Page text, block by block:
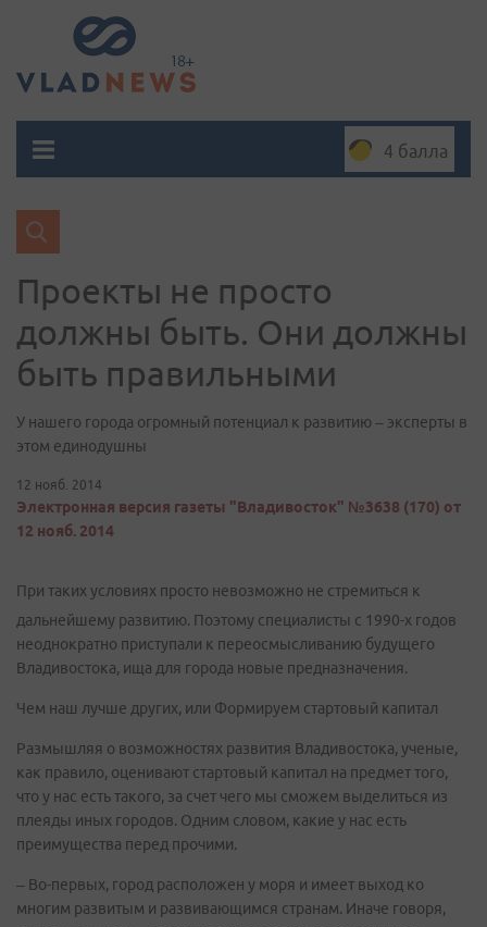
4 балла
Проекты не просто
должны быть. Они должны
быть правильными
У нашего города огромный потенциал к развитию – эксперты в
этом единодушны
12 нояб. 2014
Электронная версия газеты "Владивосток" №3638 (170) от
12 нояб. 2014
При таких условиях просто невозможно не стремиться к
дальнейшему развитию. Поэтому специалисты с 1990-х годов
неоднократно приступали к переосмысливанию будущего
Владивостока, ища для города новые предназначения.
Чем наш лучше других, или Формируем стартовый капитал
Размышляя о возможностях развития Владивостока, ученые,
как правило, оценивают стартовый капитал на предмет того,
что у нас есть такого, за счет чего мы сможем выделиться из
плеяды иных городов. Одним словом, какие у нас есть
преимущества перед прочими.
– Во-первых, город расположен у моря и имеет выход ко
многим развитым и развивающимся странам. Иначе говоря,